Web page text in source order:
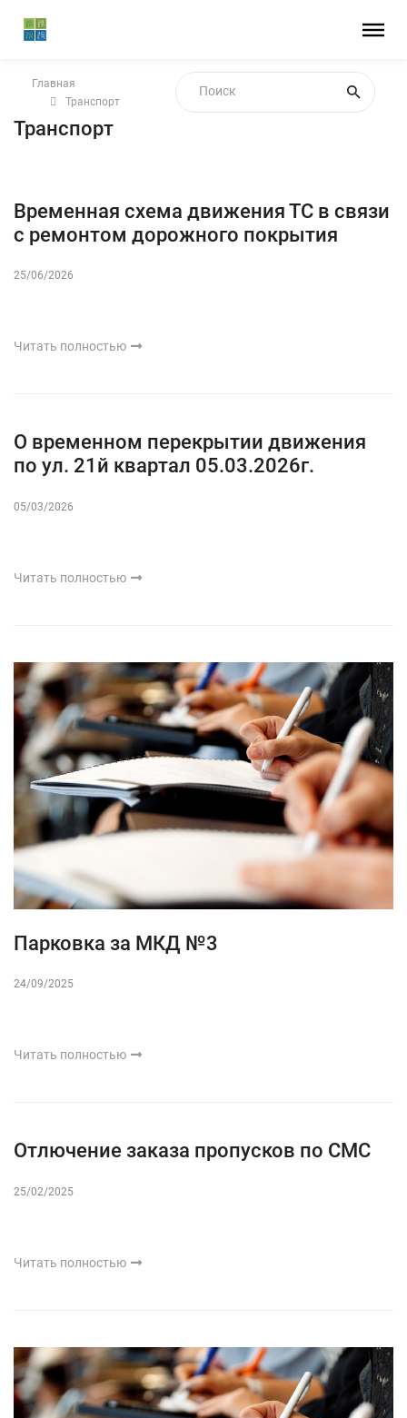
Главная
Транспорт
Транспорт
Временная схема движения ТС в связи
с ремонтом дорожного покрытия
25/06/2026
Читать полностью
О временном перекрытии движения
по ул. 21й квартал 05.03.2026г.
05/03/2026
Читать полностью
Парковка за МКД №3
24/09/2025
Читать полностью
Отлючение заказа пропусков по СМС
25/02/2025
Читать полностью